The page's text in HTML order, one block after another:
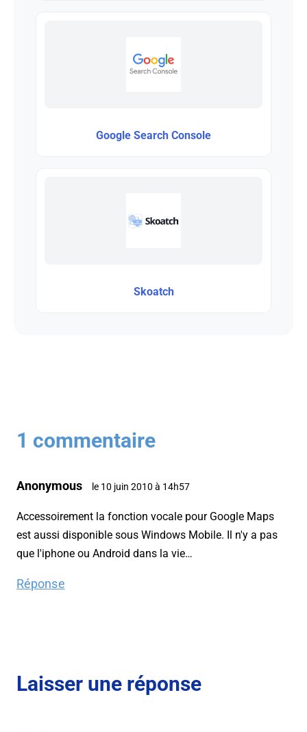
Google Search Console
Skoatch
1 commentaire
Anonymous le 10 juin 2010 à 14h57
Accessoirement la fonction vocale pour Google Maps
est aussi disponible sous Windows Mobile. Il n'y a pas
que l'iphone ou Android dans la vie…
Réponse
Laisser une réponse